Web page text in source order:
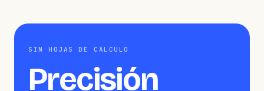
SIN HOJAS DE CÁLCULO
Precisión